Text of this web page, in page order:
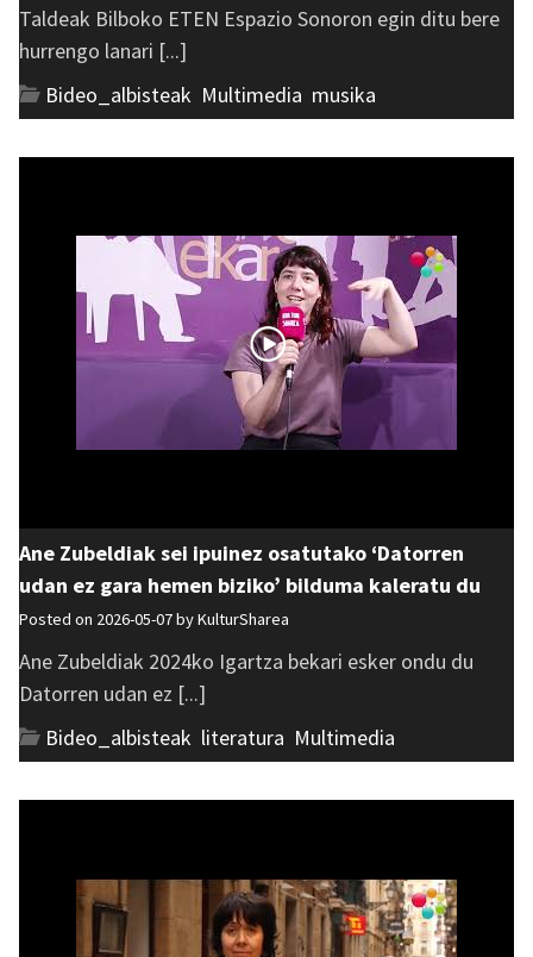
Taldeak Bilboko ETEN Espazio Sonoron egin ditu bere
hurrengo lanari [...]
Bideo_albisteak Multimedia musika
Ane Zubeldiak sei ipuinez osatutako ‘Datorren
udan ez gara hemen biziko’ bilduma kaleratu du
Posted on 2026-05-07 byKulturSharea
Ane Zubeldiak 2024ko Igartza bekari esker ondu du
Datorren udan ez [...]
Bideo_albisteak literatura Multimedia